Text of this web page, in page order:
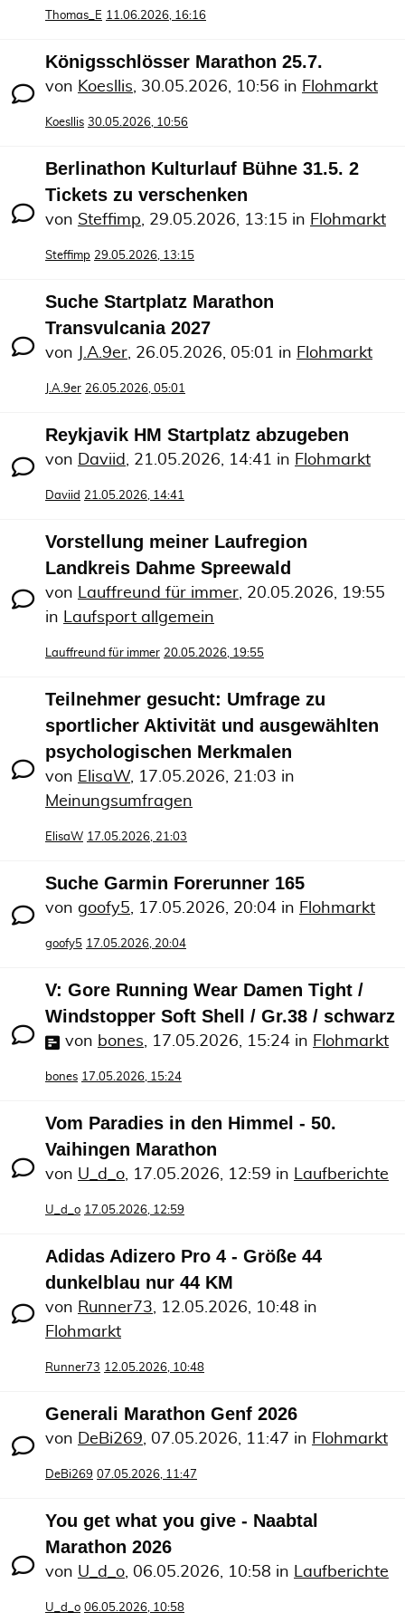
Thomas_E 11.06.2026, 16:16
Königsschlösser Marathon 25.7.
von Koesllis, 30.05.2026, 10:56 in Flohmarkt
Koesllis 30.05.2026, 10:56
Berlinathon Kulturlauf Bühne 31.5. 2
Tickets zu verschenken
von Steffimp, 29.05.2026, 13:15 in Flohmarkt
Steffimp 29.05.2026, 13:15
Suche Startplatz Marathon
Transvulcania 2027
von J.A.9er, 26.05.2026, 05:01 in Flohmarkt
J.A.9er 26.05.2026, 05:01
Reykjavik HM Startplatz abzugeben
von Daviid, 21.05.2026, 14:41 in Flohmarkt
Daviid 21.05.2026, 14:41
Vorstellung meiner Laufregion
Landkreis Dahme Spreewald
von Lauffreund für immer, 20.05.2026, 19:55
in Laufsport allgemein
Lauffreund für immer 20.05.2026, 19:55
Teilnehmer gesucht: Umfrage zu
sportlicher Aktivität und ausgewählten
psychologischen Merkmalen
von ElisaW, 17.05.2026, 21:03 in
Meinungsumfragen
ElisaW 17.05.2026, 21:03
Suche Garmin Forerunner 165
von goofy5, 17.05.2026, 20:04 in Flohmarkt
goofy5 17.05.2026, 20:04
V: Gore Running Wear Damen Tight /
Windstopper Soft Shell / Gr.38 / schwarz
von bones, 17.05.2026, 15:24 in Flohmarkt
bones 17.05.2026, 15:24
Vom Paradies in den Himmel - 50.
Vaihingen Marathon
von U_d_o, 17.05.2026, 12:59 in Laufberichte
U_d_o 17.05.2026, 12:59
Adidas Adizero Pro 4 - Größe 44
dunkelblau nur 44 KM
von Runner73, 12.05.2026, 10:48 in
Flohmarkt
Runner73 12.05.2026, 10:48
Generali Marathon Genf 2026
von DeBi269, 07.05.2026, 11:47 in Flohmarkt
DeBi269 07.05.2026, 11:47
You get what you give - Naabtal
Marathon 2026
von U_d_o, 06.05.2026, 10:58 in Laufberichte
U_d_o 06.05.2026, 10:58